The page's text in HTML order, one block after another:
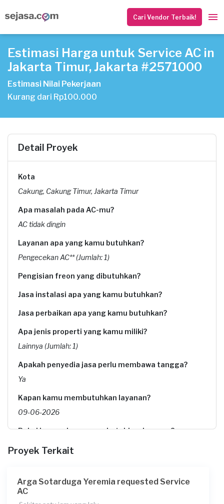
Cari Vendor Terbaik!
Estimasi Harga untuk Service AC in
Jakarta Timur, Jakarta #2571000
Estimasi Nilai Pekerjaan
Kurang dari Rp100.000
Detail Proyek
Kota
Cakung, Cakung Timur, Jakarta Timur
Apa masalah pada AC-mu?
AC tidak dingin
Layanan apa yang kamu butuhkan?
Pengecekan AC** (Jumlah: 1)
Pengisian freon yang dibutuhkan?
Jasa instalasi apa yang kamu butuhkan?
Jasa perbaikan apa yang kamu butuhkan?
Apa jenis properti yang kamu miliki?
Lainnya (Jumlah: 1)
Apakah penyedia jasa perlu membawa tangga?
Ya
Kapan kamu membutuhkan layanan?
09-06-2026
Pukul berapa kamu membutuhkan layanan?
08:30
Rp75.000
Catatan
Proyek Terkait
Arga Sotarduga Yeremia requested Service
AC